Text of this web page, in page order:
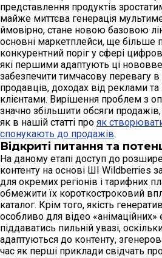
представлення продуктів
майже миттєва генерація
ймовірно, стане новою базовою
основні маркетплейси, ще більше
конкурентний поріг у сфері
які першими адаптують ці
забезпечити тимчасову перевагу в
продавців, доходах від реклами та
клієнтами. Вирішення проблем з
значно збільшити обсяги
як в нашій статті про як
спонукають до продажів.
Відкриті питання та
На даному етапі доступ до
контенту на основі ШІ Wildberries
для окремих регіонів і тарифних
обмежити їх короткостроковий
каталог. Крім того, якість
особливо для відео
піддаватись пильній увазі,
адаптуються до контенту,
час як перші приклади свідчать